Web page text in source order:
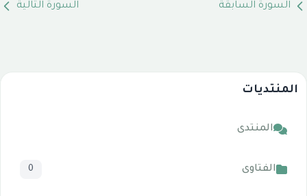
المنتديات
المنتدى
الفتاوى 0
السورة السابقة السورة التالية